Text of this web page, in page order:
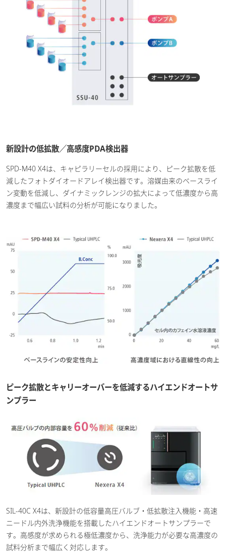
新設計の低拡散／高感度PDA検出器
SPD-M40 X4は、キャピラリーセルの採用により、ピーク拡散を低
減したフォトダイオードアレイ検出器です。溶媒由来のベースライ
ン変動を低減し、ダイナミックレンジの拡大によって低濃度から高
濃度まで幅広い試料の分析が可能になりました。
ピーク拡散とキャリーオーバーを低減するハイエンドオートサ
ンプラー
SIL-40C X4は、新設計の低容量高圧バルブ・低拡散注入機能・高速
ニードル内外洗浄機能を搭載したハイエンドオートサンプラーで
す。高感度が求められる極低濃度から、洗浄能力が必要な高濃度の
試料分析まで幅広く対応します。